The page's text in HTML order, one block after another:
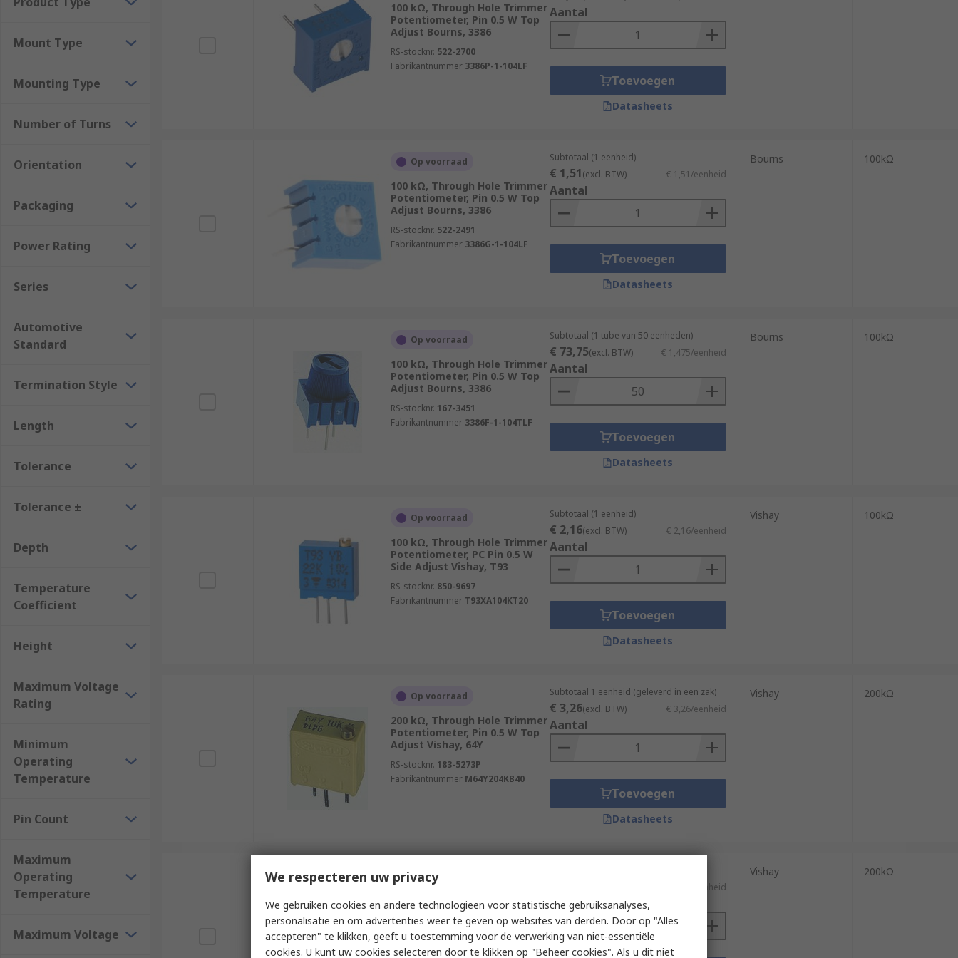
Mount Type
Mounting Type
Number of Turns
Orientation
Packaging
Power Rating
Series
Automotive
Standard
Termination Style
Length
Tolerance
Tolerance ±
Depth
Temperature
Coefficient
Height
Maximum Voltage
Rating
Minimum
Operating
Temperature
Pin Count
Maximum
Operating
Temperature
Maximum Voltage
100 kΩ, Through Hole Trimmer
Potentiometer, Pin 0.5 W Top
Adjust Bourns, 3386
RS-stocknr. 522-2700
Fabrikantnummer 3386P-1-104LF
Aantal
Toevoegen
Datasheets
Op voorraad
100 kΩ, Through Hole Trimmer
Potentiometer, Pin 0.5 W Top
Adjust Bourns, 3386
RS-stocknr. 522-2491
Fabrikantnummer 3386G-1-104LF
Subtotaal (1 eenheid)
€ 1,51(excl. BTW) € 1,51/eenheid
Aantal
Toevoegen
Datasheets
Bourns 100kΩ
Op voorraad
100 kΩ, Through Hole Trimmer
Potentiometer, Pin 0.5 W Top
Adjust Bourns, 3386
RS-stocknr. 167-3451
Fabrikantnummer 3386F-1-104TLF
Subtotaal (1 tube van 50 eenheden)
€ 73,75(excl. BTW) € 1,475/eenheid
Aantal
Toevoegen
Datasheets
Bourns 100kΩ
Op voorraad
100 kΩ, Through Hole Trimmer
Potentiometer, PC Pin 0.5 W
Side Adjust Vishay, T93
RS-stocknr. 850-9697
Fabrikantnummer T93XA104KT20
Subtotaal (1 eenheid)
€ 2,16(excl. BTW) € 2,16/eenheid
Aantal
Toevoegen
Datasheets
Vishay 100kΩ
Op voorraad
200 kΩ, Through Hole Trimmer
Potentiometer, Pin 0.5 W Top
Adjust Vishay, 64Y
RS-stocknr. 183-5273P
Fabrikantnummer M64Y204KB40
Subtotaal 1 eenheid (geleverd in een zak)
€ 3,26(excl. BTW) € 3,26/eenheid
Aantal
Toevoegen
Datasheets
Vishay 200kΩ
Op voorraad
200 kΩ, Through Hole Trimmer
Potentiometer, Pin 0.5 W Top
Adjust Vishay, 64Y
RS-stocknr.183-5273
€ 3,26/eenheid
Aantal
Vishay 200kΩ
We respecteren uw privacy
We gebruiken cookies en andere technologieën voor statistische gebruiksanalyses,
personalisatie en om advertenties weer te geven op websites van derden. Door op "Alles
accepteren" te klikken, geeft u toestemming voor de verwerking van niet-essentiële
cookies. U kunt uw cookies selecteren door te klikken op "Beheer cookies". Als u dit niet